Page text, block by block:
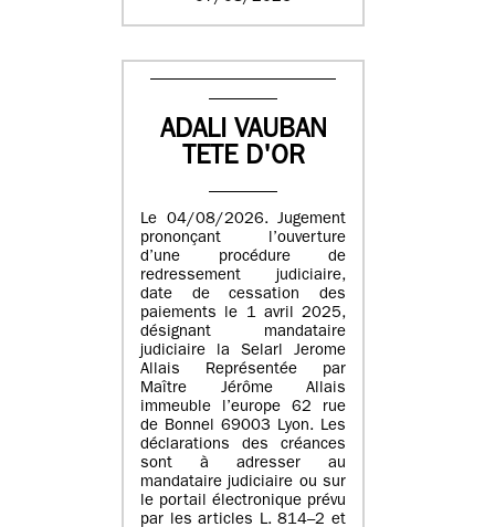
ADALI VAUBAN
TETE D'OR
Le 04/08/2026. Jugement
prononçant l’ouverture
d’une procédure de
redressement judiciaire,
date de cessation des
paiements le 1 avril 2025,
désignant mandataire
judiciaire la Selarl Jerome
Allais Représentée par
Maître Jérôme Allais
immeuble l’europe 62 rue
de Bonnel 69003 Lyon. Les
déclarations des créances
sont à adresser au
mandataire judiciaire ou sur
le portail électronique prévu
par les articles L. 814–2 et